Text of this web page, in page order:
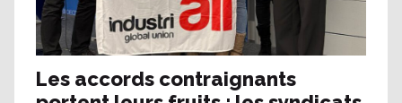
Les accords contraignants